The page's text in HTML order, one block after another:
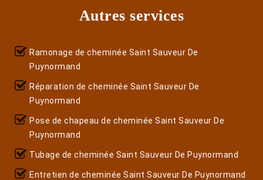
Autres services
Ramonage de cheminée Saint Sauveur De
Puynormand
Réparation de cheminée Saint Sauveur De
Puynormand
Pose de chapeau de cheminée Saint Sauveur De
Puynormand
Tubage de cheminée Saint Sauveur De Puynormand
Entretien de cheminée Saint Sauveur De Puynormand